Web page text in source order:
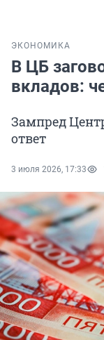
ЭКОНОМИКА
В ЦБ
вкладов:
Зампред
ответ
3 июля 2026, 17:33